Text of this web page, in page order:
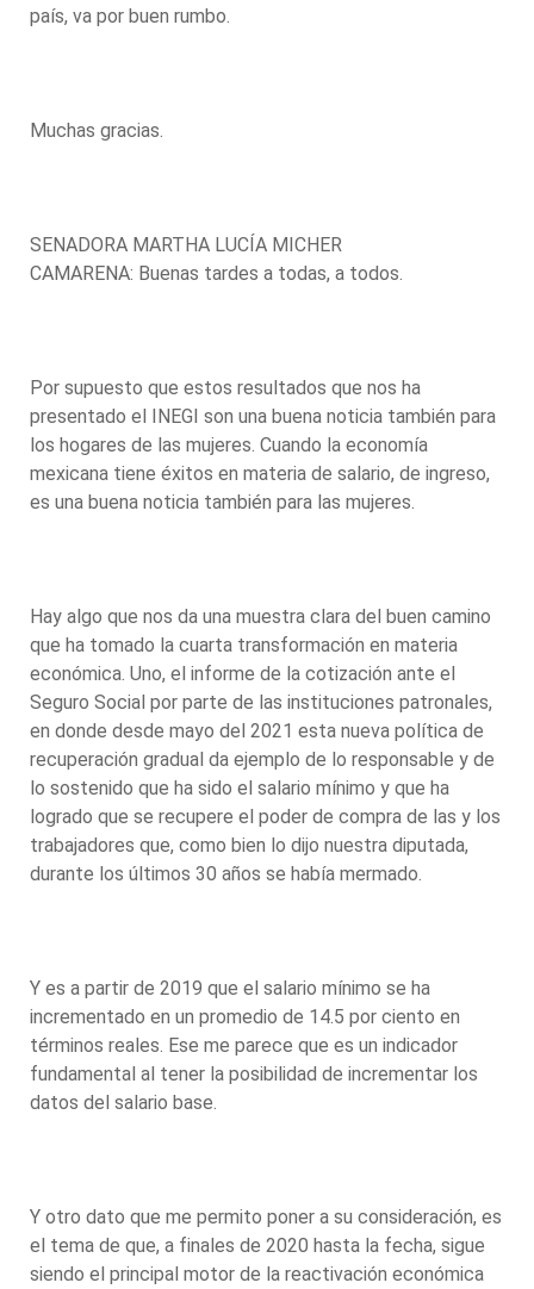
país, va por buen rumbo.
Muchas gracias.
SENADORA MARTHA LUCÍA MICHER
CAMARENA: Buenas tardes a todas, a todos.
Por supuesto que estos resultados que nos ha
presentado el INEGI son una buena noticia también para
los hogares de las mujeres. Cuando la economía
mexicana tiene éxitos en materia de salario, de ingreso,
es una buena noticia también para las mujeres.
Hay algo que nos da una muestra clara del buen camino
que ha tomado la cuarta transformación en materia
económica. Uno, el informe de la cotización ante el
Seguro Social por parte de las instituciones patronales,
en donde desde mayo del 2021 esta nueva política de
recuperación gradual da ejemplo de lo responsable y de
lo sostenido que ha sido el salario mínimo y que ha
logrado que se recupere el poder de compra de las y los
trabajadores que, como bien lo dijo nuestra diputada,
durante los últimos 30 años se había mermado.
Y es a partir de 2019 que el salario mínimo se ha
incrementado en un promedio de 14.5 por ciento en
términos reales. Ese me parece que es un indicador
fundamental al tener la posibilidad de incrementar los
datos del salario base.
Y otro dato que me permito poner a su consideración, es
el tema de que, a finales de 2020 hasta la fecha, sigue
siendo el principal motor de la reactivación económica